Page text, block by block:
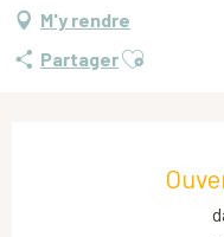
M'y rendre
PartagerAjouter aux